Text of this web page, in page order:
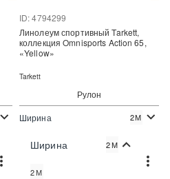
Рулон
ID: 4794299
Цена:
Линолеум спортивный Tarkett,
коллекция Omnisports Action 65,
«Yellow»
Tarkett
Ширина 2М
Ширина 2М
2М